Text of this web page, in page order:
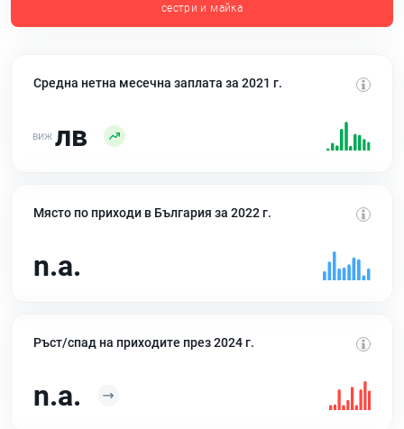
сестри и майка
Средна нетна месечна заплата за 2021 г.
лв
Място по приходи в България за 2022 г.
n.a.
Ръст/спад на приходите през 2024 г.
n.a.